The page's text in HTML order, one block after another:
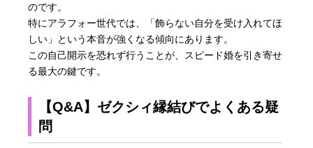
のです。
特にアラフォー世代では、「飾らない自分を受け入れてほ
しい」という本音が強くなる傾向にあります。
この自己開示を恐れず行うことが、スピード婚を引き寄せ
る最大の鍵です。
【Q&A】ゼクシィ縁結びでよくある疑
問